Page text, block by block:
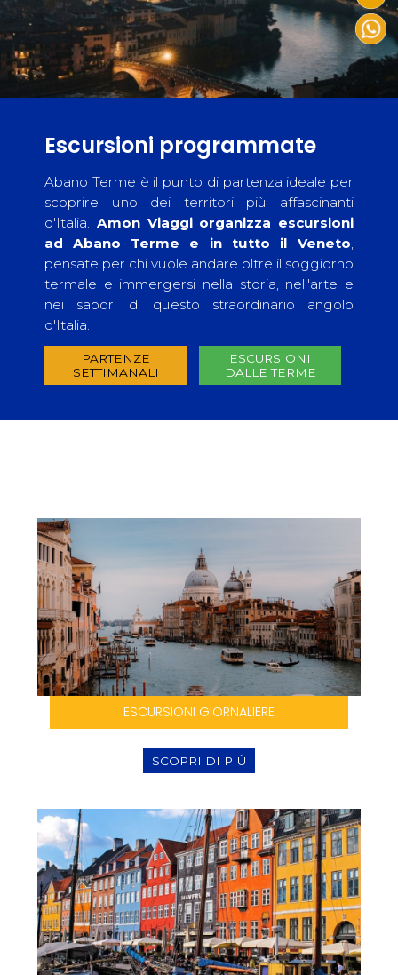
Escursioni programmate
Abano Terme è il punto di partenza ideale per
scoprire uno dei territori più affascinanti
d'Italia. Amon Viaggi organizza escursioni
ad Abano Terme e in tutto il Veneto
pensate per chi vuole andare oltre il soggiorno
termale e immergersi nella storia, nell'arte e
nei sapori di questo straordinario angolo
d'Italia.
PARTENZE
SETTIMANALI
ESCURSIONI
DALLE TERME
ESCURSIONI GIORNALIERE
SCOPRI DI PIÙ